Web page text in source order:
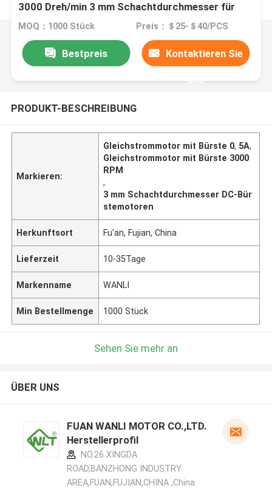
3000 Dreh/min 3 mm Schachtdurchmesser für
den B2B-Markt
MOQ：1000 Stück Preis：＄25-＄40/PCS
Bestpreis Kontaktieren Sie
uns
PRODUKT-BESCHREIBUNG
Markieren:
Gleichstrommotor mit Bürste 0, 5A,
Gleichstrommotor mit Bürste 3000
RPM
,
3 mm Schachtdurchmesser DC-Bür
stemotoren
Herkunftsort Fu'an, Fujian, China
Lieferzeit 10-35Tage
Markenname WANLI
Min Bestellmenge 1000 Stück
Sehen Sie mehr an
ÜBER UNS
FUAN WANLI MOTOR CO.,LTD.
Herstellerprofil
NO.26 XINGDA
ROAD,BANZHONG INDUSTRY
AREA,FUAN,FUJIAN,CHINA ,China